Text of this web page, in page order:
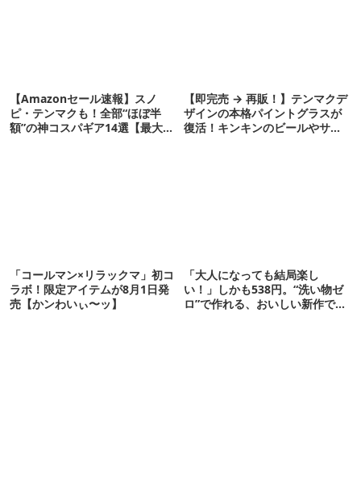
【Amazonセール速報】スノ
ピ・テンマクも！全部“ほぼ半
額”の神コスパギア14選【最大
【即完売 → 再販！】テンマクデ
ザインの本格パイントグラスが
復活！キンキンのビールやサワ
「コールマン×リラックマ」初コ
ラボ！限定アイテムが8月1日発
売【かンわいぃ〜ッ】
「大人になっても結局楽し
い！」しかも538円。“洗い物ゼ
ロ”で作れる、おいしい新作です